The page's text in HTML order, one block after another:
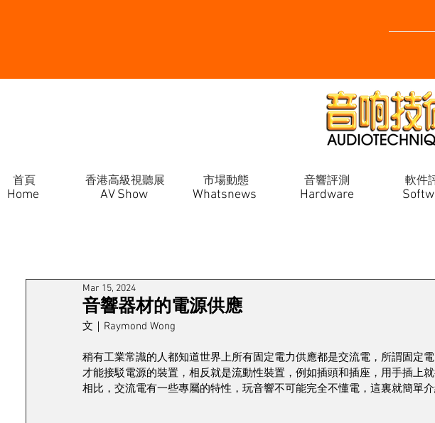
Home
首頁 香港高級視聽展 市場動態 音響評測 軟件
AV Show Whatsnews Hardware
音響器材的電源供應
Mar 15, 2024
文｜Raymond Wong
稍有工業常識的人都知道世界上所有固定電力供應都是交流電，所謂固定
才能接駁電源的裝置，相反就是流動性裝置，例如插頭和插座，用手插上
相比，交流電有一些專屬的特性，玩音響不可能完全不懂電，這裏就簡單介